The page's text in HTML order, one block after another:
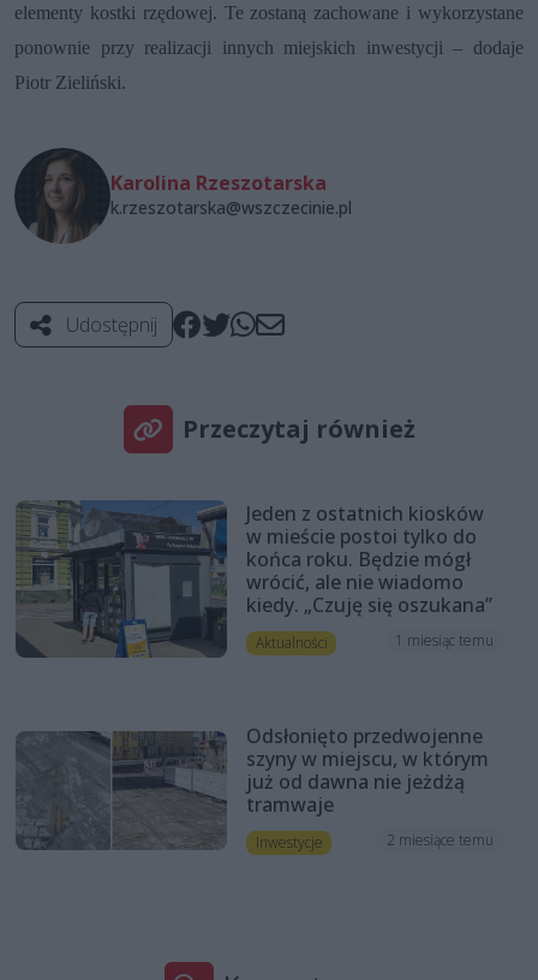
elementy kostki rzędowej. Te zostaną zachowane i wykorzystane
ponownie przy realizacji innych miejskich inwestycji – dodaje
Piotr Zieliński.
Karolina Rzeszotarska
k.rzeszotarska@wszczecinie.pl
Udostępnij
Przeczytaj również
Jeden z ostatnich kiosków
w mieście postoi tylko do
końca roku. Będzie mógł
wrócić, ale nie wiadomo
kiedy. „Czuję się oszukana”
Aktualności 1 miesiąc temu
Odsłonięto przedwojenne
szyny w miejscu, w którym
już od dawna nie jeżdżą
tramwaje
Inwestycje 2 miesiące temu